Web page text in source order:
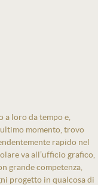
loro da tempo e,
momento, trovo
rapido nel
va all’ufficio grafico,
grande competenza,
progetto in qualcosa di